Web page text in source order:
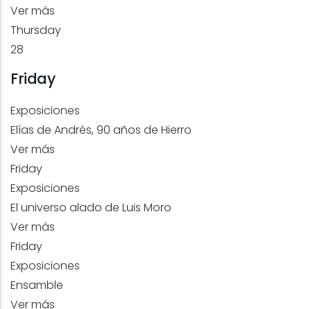
Ver más
Thursday
28
Friday
Exposiciones
Elías de Andrés, 90 años de Hierro
Ver más
Friday
Exposiciones
El universo alado de Luis Moro
Ver más
Friday
Exposiciones
Ensamble
Ver más